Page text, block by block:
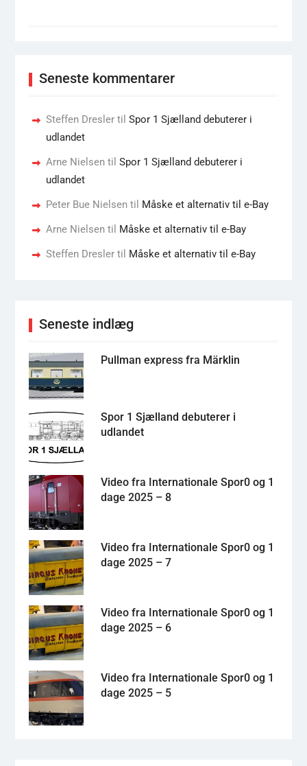
Seneste kommentarer
Steffen Dreslertil Spor 1 Sjælland debuterer i
udlandet
Arne Nielsentil Spor 1 Sjælland debuterer i
udlandet
Peter Bue Nielsentil Måske et alternativ til e-Bay
Arne Nielsentil Måske et alternativ til e-Bay
Steffen Dreslertil Måske et alternativ til e-Bay
Seneste indlæg
Pullman express fra Märklin
Spor 1 Sjælland debuterer i
udlandet
Video fra Internationale Spor0 og 1
dage 2025 – 8
Video fra Internationale Spor0 og 1
dage 2025 – 7
Video fra Internationale Spor0 og 1
dage 2025 – 6
Video fra Internationale Spor0 og 1
dage 2025 – 5